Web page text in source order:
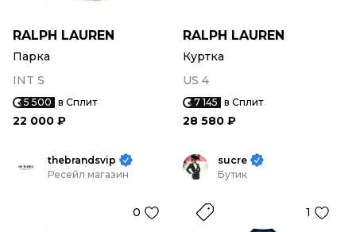
RALPH LAUREN
Парка
INT S
5 500 в Сплит
22 000 ₽
RALPH LAUREN
Куртка
US 4
7 145 в Сплит
28 580 ₽
thebrandsvip
Ресейл магазин
0
sucre
Бутик
1